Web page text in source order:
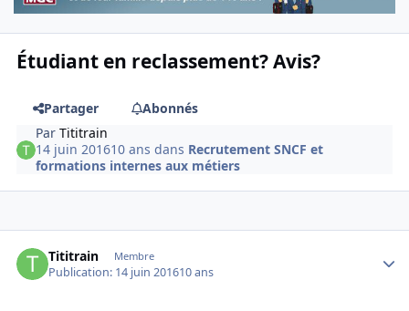
Étudiant en reclassement? Avis?
Partager
Abonnés
ParTititrain
14 juin 201610 ans dans Recrutement SNCF et
formations internes aux métiers
Tititrain Membre
Publication: 14 juin 201610 ans